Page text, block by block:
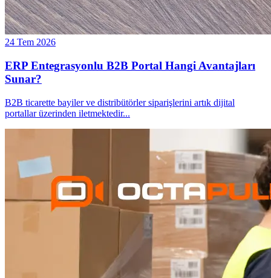
24 Tem 2026
ERP Entegrasyonlu B2B Portal Hangi Avantajları
Sunar?
B2B ticarette bayiler ve distribütörler siparişlerini artık dijital
portallar üzerinden iletmektedir...